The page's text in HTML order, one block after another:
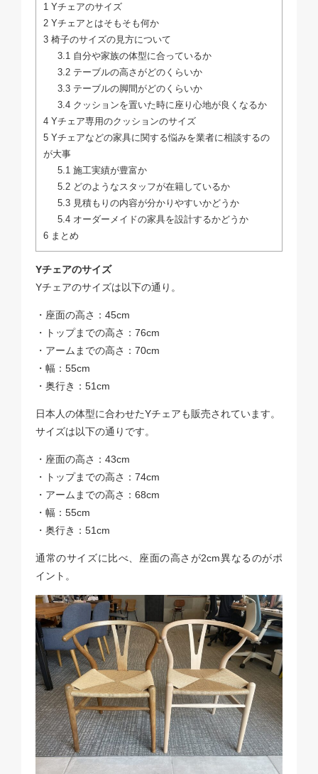
1 Yチェアのサイズ
2 Yチェアとはそもそも何か
3 椅子のサイズの見方について
3.1 自分や家族の体型に合っているか
3.2テーブルの高さがどのくらいか
3.3テーブルの脚間がどのくらいか
3.4クッションを置いた時に座り心地が良くなるか
4 Yチェア専用のクッションのサイズ
5 Yチェアなどの家具に関する悩みを業者に相談するの
が大事
5.1 施工実績が豊富か
5.2どのようなスタッフが在籍しているか
5.3見積もりの内容が分かりやすいかどうか
5.4オーダーメイドの家具を設計するかどうか
6 まとめ
Yチェアのサイズ
Yチェアのサイズは以下の通り。
・座面の高さ：45cm
・トップまでの高さ：76cm
・アームまでの高さ：70cm
・幅：55cm
・奥行き：51cm
日本人の体型に合わせたYチェアも販売されています。
サイズは以下の通りです。
・座面の高さ：43cm
・トップまでの高さ：74cm
・アームまでの高さ：68cm
・幅：55cm
・奥行き：51cm
通常のサイズに比べ、座面の高さが2cm異なるのがポ
イント。